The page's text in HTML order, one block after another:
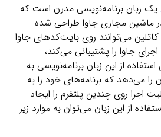
یک زبان برنامه‌نویسی مدرن است که
ماشین مجازی جاوا طراحی شده
می‌توانند روی بایت‌کدهای جاوا
جاوا را پشتیبانی می‌کند،
از این زبان برنامه‌نویسی به
را می‌دهد که برنامه‌های خود را به
اجرا روی چندین پلتفرم را ایجاد
از این زبان می‌توان به موارد زیر